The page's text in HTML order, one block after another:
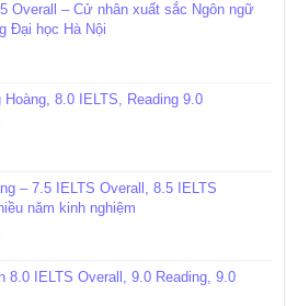
Overall – Cử nhân xuất sắc Ngôn ngữ
Đại học Hà Nội
Hoàng, 8.0 IELTS, Reading 9.0
– 7.5 IELTS Overall, 8.5 IELTS
năm kinh nghiệm
8.0 IELTS Overall, 9.0 Reading, 9.0